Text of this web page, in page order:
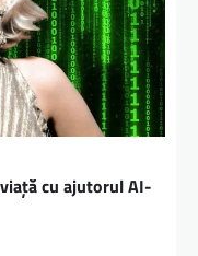
cu ajutorul AI-